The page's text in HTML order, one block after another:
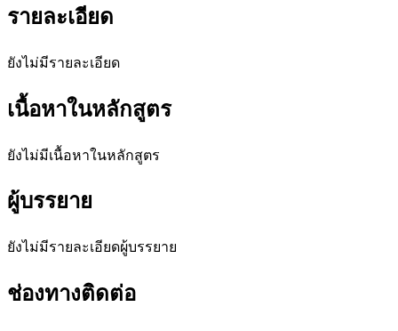
รายละเอียด
ยังไม่มีรายละเอียด
เนื้อหาในหลักสูตร
ยังไม่มีเนื้อหาในหลักสูตร
ผู้บรรยาย
ยังไม่มีรายละเอียดผู้บรรยาย
ช่องทางติดต่อ